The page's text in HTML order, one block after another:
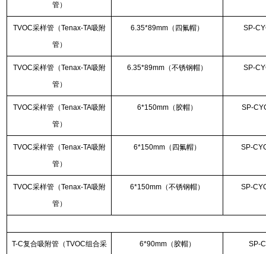
管）
TVOC采样管（Tenax-TA吸附
管）
6.35*89mm（四氟帽） SP-
TVOC采样管（Tenax-TA吸附
管）
6.35*89mm（不锈钢帽） SP-
TVOC采样管（Tenax-TA吸附
管）
6*150mm（胶帽） SP-
TVOC采样管（Tenax-TA吸附
管）
6*150mm（四氟帽） SP-
TVOC采样管（Tenax-TA吸附
管）
6*150mm（不锈钢帽） SP-
T-C复合吸附管（TVOC组合采
6*90mm（胶帽） SP-